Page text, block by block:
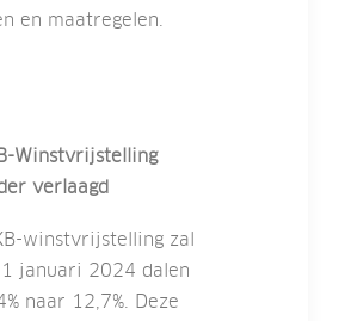
en maatregelen.
Winstvrijstelling
verlaagd
winstvrijstelling zal
januari 2024 dalen
naar 12,7%. Deze